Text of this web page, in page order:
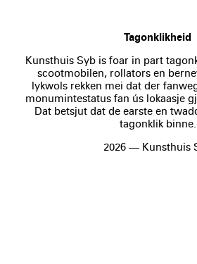
Tagonklikheid
Kunsthuis Syb is foar in part
scootmobilen, rollators en
lykwols rekken mei dat der
monumintestatus fan ús lokaasje
Dat betsjut dat de earste en
tagonklik binne.
2026 — Kunsthuis